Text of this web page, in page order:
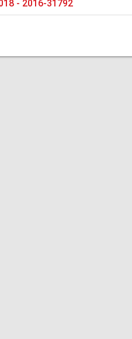
- 2016-31792